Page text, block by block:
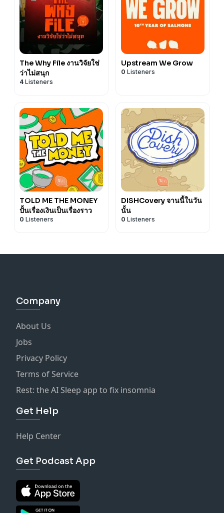
The Why File งานวิจัยใช่
ว่าไม่สนุก
4 Listeners
Upstream We Grow
0 Listeners
TOLD ME THE MONEY
ปั้นเรื่องเงินเป็นเรื่องราว
0 Listeners
DISHCovery จานนี้ในวัน
นั้น
0 Listeners
Company
About Us
Jobs
Privacy Policy
Terms of Service
Rest: the AI Sleep app to fix insomnia
Get Help
Help Center
Get Podcast App